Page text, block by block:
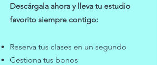
Descárgala ahora y lleva tu estudio
favorito siempre contigo:
Reserva tus clases en un segundo
Gestiona tus bonos